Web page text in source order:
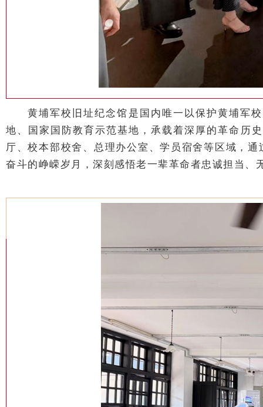
黄埔军校旧址纪念馆是国内唯一以保护黄埔军
地、国家国防教育示范基地，承载着深厚的革命历
厅、校本部校舍、总理办公室、学员宿舍等区域，
奋斗的峥嵘岁月，深刻感悟老一辈革命者忠诚担当、